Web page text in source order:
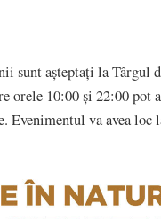
sunt așteptați la Târgul
orele 10:00 și 22:00 pot
Evenimentul va avea